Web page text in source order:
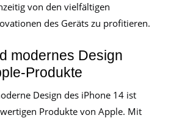
von den vielfältigen
des Geräts zu profitieren.
modernes Design
Produkte
Design des iPhone 14 ist
Produkte von Apple. Mit